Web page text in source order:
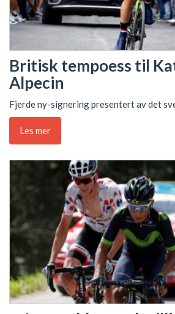
Britisk tempoess til
Alpecin
Fjerde ny-signering presentert av det
Les mer